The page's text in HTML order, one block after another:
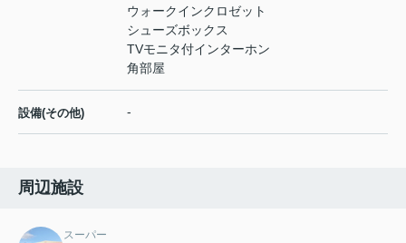
ウォークインクロゼット
シューズボックス
TVモニタ付インターホン
角部屋
設備(その他) -
周辺施設
スーパー